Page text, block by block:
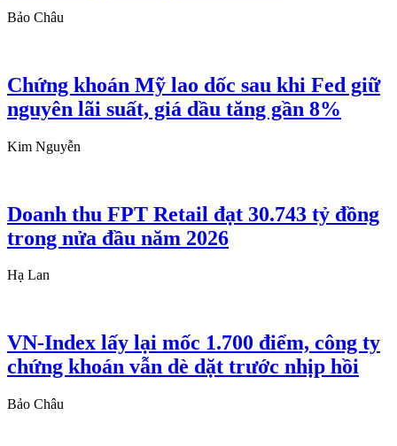
Bảo Châu
Chứng khoán Mỹ lao dốc sau khi Fed giữ
nguyên lãi suất, giá dầu tăng gần 8%
Kim Nguyễn
Doanh thu FPT Retail đạt 30.743 tỷ đồng
trong nửa đầu năm 2026
Hạ Lan
VN-Index lấy lại mốc 1.700 điểm, công ty
chứng khoán vẫn dè dặt trước nhịp hồi
Bảo Châu